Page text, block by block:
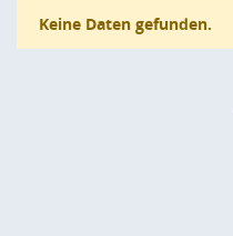
Keine Daten gefunden.